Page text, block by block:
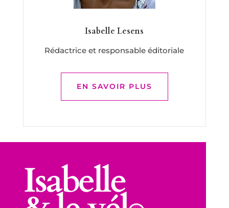
Isabelle Lesens
Rédactrice et responsable éditoriale
EN SAVOIR PLUS